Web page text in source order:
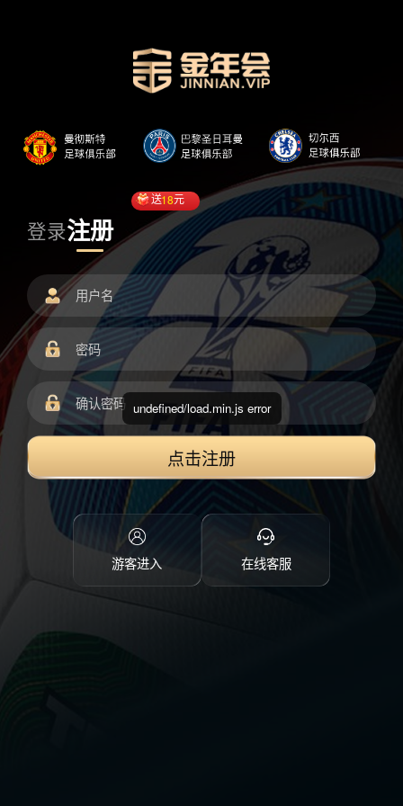
登录注册
送18元
点击注册
游客进入 在线客服
undefined/load.min.js error